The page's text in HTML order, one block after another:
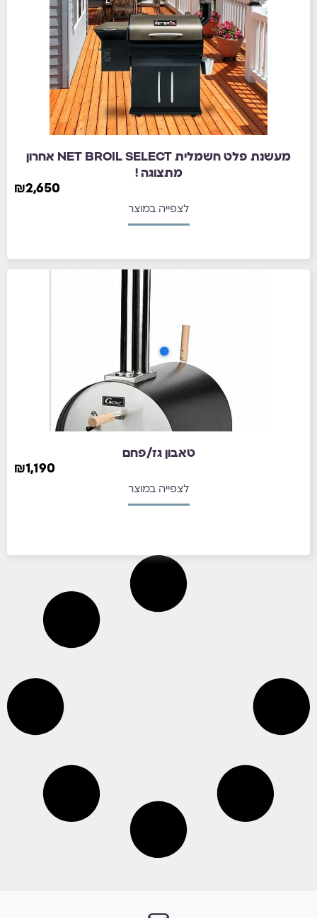
מעשנת פלט חשמלית NET BROIL SELECT אחרון
מתצוגה !
₪2,650
לצפייה במוצר
טאבון גז/פחם
₪1,190
לצפייה במוצר